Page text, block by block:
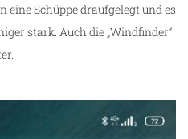
eine Schüppe draufgelegt und es
stark. Auch die „Windfinder“